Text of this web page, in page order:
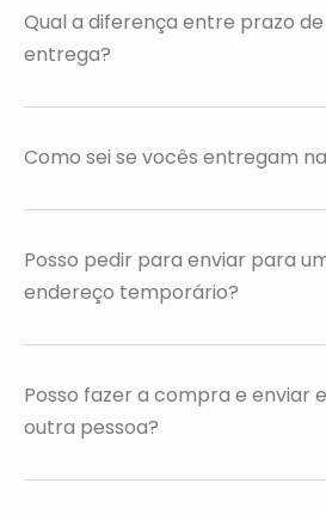
Qual a diferença entre prazo
entrega?
Como sei se vocês entregam
Posso pedir para enviar para
endereço temporário?
Posso fazer a compra e enviar
outra pessoa?